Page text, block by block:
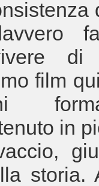
di
film
in
storia.